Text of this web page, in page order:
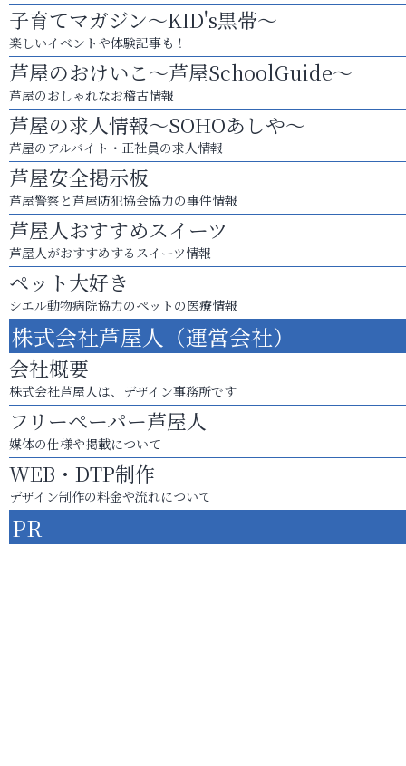
子育てマガジン～KID's黒帯～
楽しいイベントや体験記事も！
芦屋のおけいこ～芦屋SchoolGuide～
芦屋のおしゃれなお稽古情報
芦屋の求人情報～SOHOあしや～
芦屋のアルバイト・正社員の求人情報
芦屋安全掲示板
芦屋警察と芦屋防犯協会協力の事件情報
芦屋人おすすめスイーツ
芦屋人がおすすめするスイーツ情報
ペット大好き
シエル動物病院協力のペットの医療情報
株式会社芦屋人（運営会社）
会社概要
株式会社芦屋人は、デザイン事務所です
フリーペーパー芦屋人
媒体の仕様や掲載について
WEB・DTP制作
デザイン制作の料金や流れについて
PR